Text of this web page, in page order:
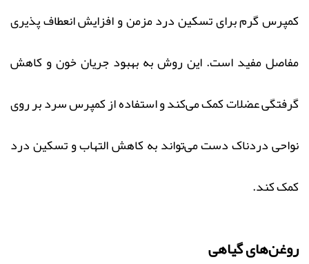
کمپرس گرم برای تسکین درد مزمن و افزایش انعطاف‌ پذیری
مفاصل مفید است. این روش به بهبود جریان خون و کاهش
گرفتگی عضلات کمک می‌کند و استفاده از کمپرس سرد بر روی
نواحی دردناک دست می‌تواند به کاهش التهاب و تسکین درد
کمک کند.
روغن‌های گیاهی